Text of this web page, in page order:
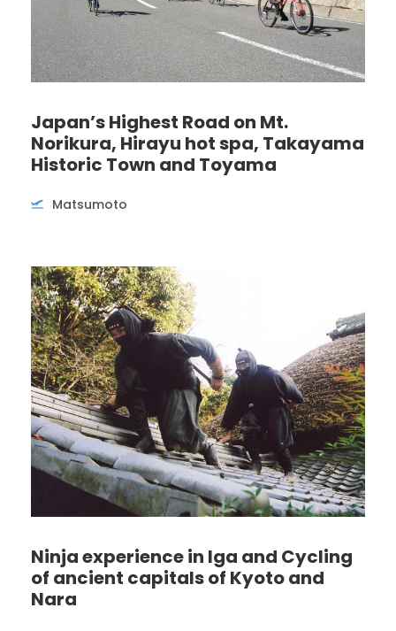
Japan’s Highest Road on Mt.
Norikura, Hirayu hot spa, Takayama
Historic Town and Toyama
Matsumoto
Ninja experience in Iga and Cycling
of ancient capitals of Kyoto and
Nara